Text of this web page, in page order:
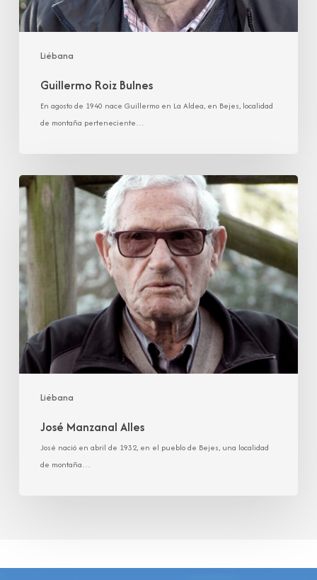
Liébana
Guillermo Roiz Bulnes
En agosto de 1940 nace Guillermo en La Aldea, en Bejes, localidad
de montaña perteneciente…
Liébana
José
Manzanal
Alles
José Manzanal Alles
José nació en abril de 1932, en el pueblo de Bejes, una localidad
de montaña…